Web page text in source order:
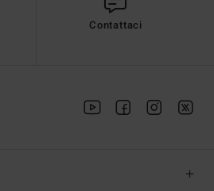
Contattaci